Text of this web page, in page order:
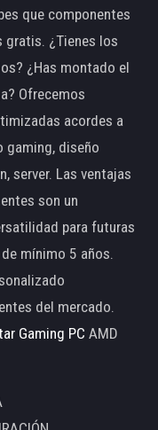
que componentes
gratis. ¿Tienes los
¿Has montado el
Ofrecemos
acordes a
gaming, diseño
server. Las ventajas
son un
para futuras
mínimo 5 años.
del mercado.
Gaming PC AMD